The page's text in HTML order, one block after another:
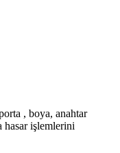
, boya, anahtar
hasar işlemlerini